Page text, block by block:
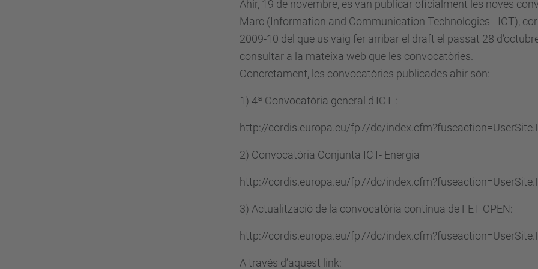
Ahir, 19 de novembre, es van publicar oficialment les noves
Marc (Information and Communication Technologies - ICT),
2009-10 del que us vaig fer arribar el draft el passat 28
consultar a la mateixa web que les convocatòries.
Concretament, les convocatòries publicades ahir són:
1) 4ª Convocatòria general d'ICT :
http://cordis.europa.eu/fp7/dc/
2) Convocatòria Conjunta ICT- Energia
http://cordis.europa.eu/fp7/dc/
3) Actualització de la convocatòria contínua de FET OPEN:
http://cordis.europa.eu/fp7/dc/
A través d’aquest link: